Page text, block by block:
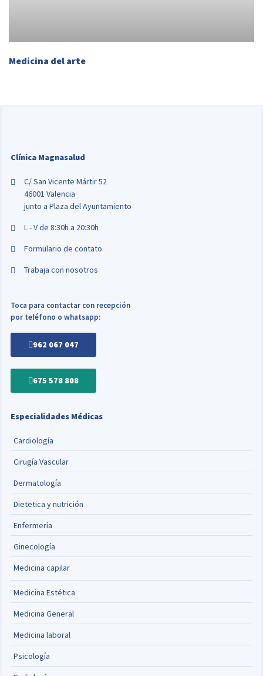
Medicina del arte
Clínica Magnasalud
C/ San Vicente Mártir 52
46001 Valencia
junto a Plaza del Ayuntamiento
L - V de 8:30h a 20:30h
Formulario de contato
Trabaja con nosotros
Toca para contactar con recepción
por teléfono o whatsapp:
962 067 047
675 578 808
Especialidades Médicas
Cardiología
Cirugía Vascular
Dermatología
Dietetica y nutrición
Enfermería
Ginecología
Medicina capilar
Medicina Estética
Medicina General
Medicina laboral
Psicología